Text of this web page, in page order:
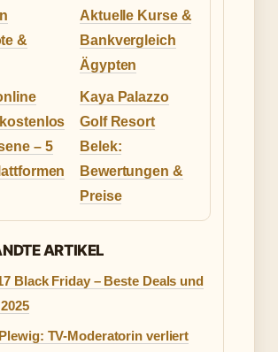
&
Aktuelle Kurse &
Bankvergleich
Ägypten
– 5
Kaya Palazzo
Golf Resort
Belek:
Bewertungen &
Preise
ARTIKEL
Black Friday – Beste Deals und
TV-Moderatorin verliert